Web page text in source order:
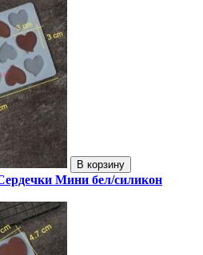
В корзину
Мини бел/силикон